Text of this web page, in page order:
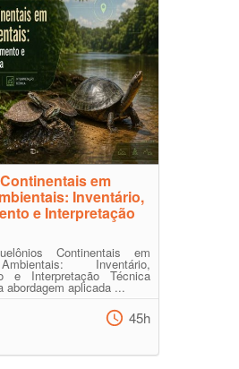
em
Inventário,
e Interpretação
Continentais em
Inventário,
e Interpretação Técnica
abordagem aplicada ...
45h